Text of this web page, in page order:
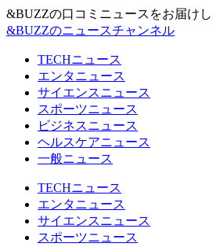
&BUZZの口コミニュースをお届け
&BUZZのニュースチャンネル
TECHニュース
エンタニュース
サイエンスニュース
スポーツニュース
ビジネスニュース
ヘルスケアニュース
一般ニュース
TECHニュース
エンタニュース
サイエンスニュース
スポーツニュース